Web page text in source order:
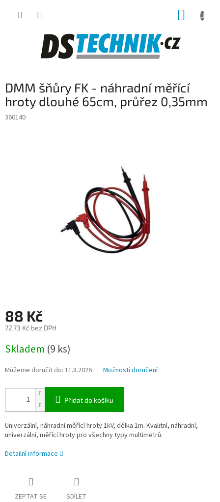
DMM šňůry FK - náhradní měřící
hroty dlouhé 65cm, průřez 0,35mm
360140
88 Kč
72,73 Kč bez DPH
cena:
Skladem (9 ks)
Můžeme doručit do: 11.8.2026 Možnosti doručení
Přidat do košíku
Univerzální, náhradní měřící hroty 1kV, délka 1m. Kvalitní, náhradní,
univerzální, měřící hroty pro všechny typy multimetrů.
Detailní informace
ZEPTAT SE SDÍLET